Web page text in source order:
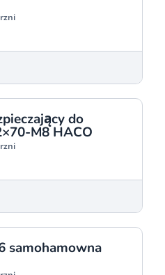
do
M8 HACO
samohamowna